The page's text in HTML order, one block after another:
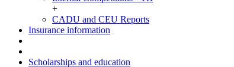
+
CADU and CEU Reports
Insurance information
Scholarships and education